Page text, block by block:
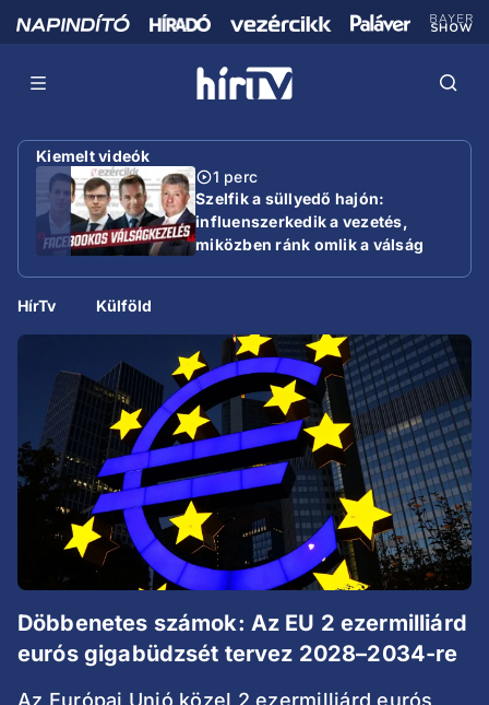
Kiemelt videók
1 perc
Szelfik a süllyedő hajón:
influenszerkedik a vezetés,
miközben ránk omlik a válság
HírTv Külföld
Döbbenetes számok: Az EU 2 ezermilliárd
eurós gigabüdzsét tervez 2028–2034-re
Az Európai Unió közel 2 ezermilliárd eurós